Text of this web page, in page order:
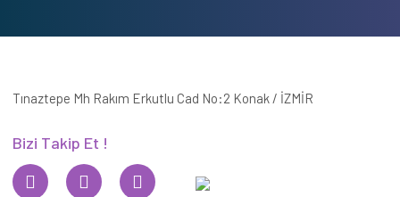
Tınaztepe Mh Rakım Erkutlu Cad No:2 Konak / İZMİR
Bizi Takip Et !